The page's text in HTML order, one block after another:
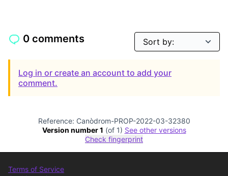
0 comments
Log in or create an account to add your
comment.
Reference: Canòdrom-PROP-2022-03-32380
Version number 1 (of 1)
see other versions
Check fingerprint
Terms of Service